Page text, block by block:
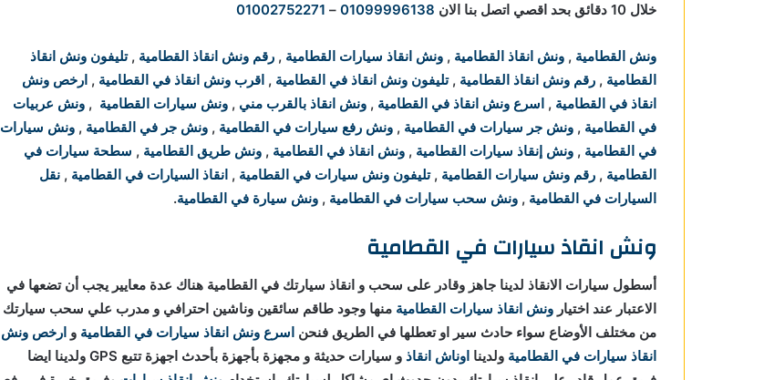
خلال 10 دقائق بحد اقصي اتصل بنا الان
01099996138
–
01002752271
ونش القطامية , ونش انقاذ القطامية , ونش انقاذ سيارات القطامية , رقم ونش انقاذ القطامية ,تليفون ونش انقاذ
القطامية , رقم ونش انقاذ القطامية ,تليفون ونش انقاذ في القطامية , اقرب ونش انقاذ في القطامية , ارخص ونش
انقاذ في القطامية , اسرع ونش انقاذ في القطامية , ونش انقاذ بالقرب مني , ونش سيارات القطامية , ونش عربيات
في القطامية , ونش جر سيارات في القطامية , ونش رفع سيارات في القطامية , ونش جر في القطامية , ونش سيارات
في القطامية , ونش إنقاذ سيارات القطامية , ونش انقاذ في القطامية , ونش طريق القطامية , سطحة سيارات في
القطامية , رقم ونش سيارات القطامية ,تليفون ونش سيارات في القطامية , انقاذ السيارات في القطامية , نقل
السيارات في القطامية , ونش سحب سيارات في القطامية , ونش سيارة في القطامية.
ونش انقاذ سيارات في القطامية
أسطول سيارات الانقاذ لدينا جاهز وقادر على سحب و انقاذ سيارتك في القطامية هناك عدة معايير يجب أن تضعها في
الاعتبار عند اختيار ونش انقاذ سيارات القطامية منها وجود طاقم سائقين وناشين احترافي و مدرب علي سحب سيارتك
من مختلف الأوضاع سواء حادث سير او تعطلها في الطريق فنحن اسرع ونش انقاذ سيارات في القطامية و ارخص ونش
انقاذ سيارات في القطامية ولدينا اوناش انقاذ
و سيارات حديثة و مجهزة بأجهزة بأحدث اجهزة تتبع GPS ولدينا ايضا